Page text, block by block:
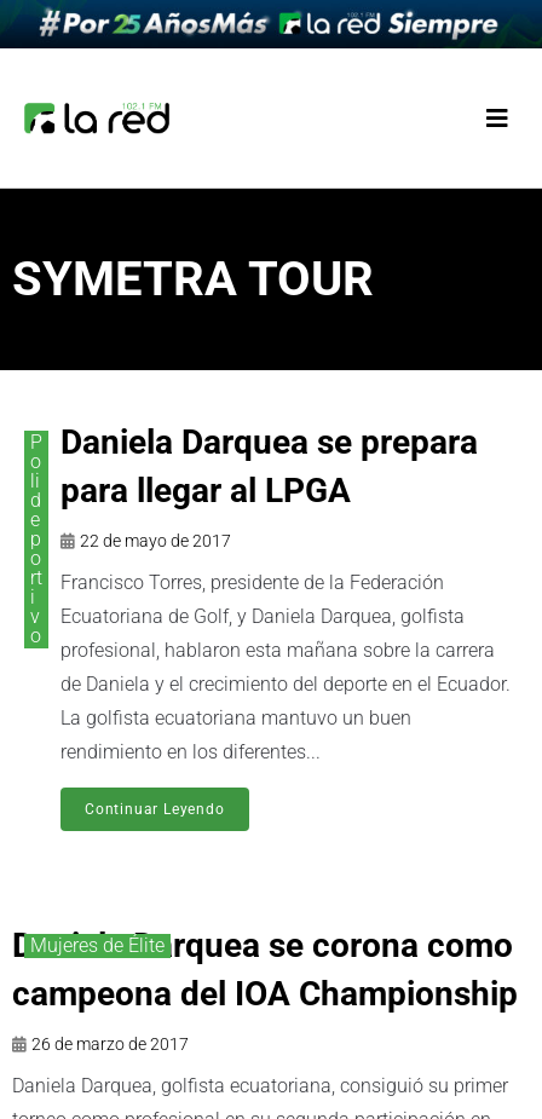
SYMETRA TOUR
P
o
li
d
e
p
o
rt
i
v
o
Daniela Darquea se prepara
para llegar al LPGA
22 de mayo de 2017
Francisco Torres, presidente de la Federación
Ecuatoriana de Golf, y Daniela Darquea, golfista
profesional, hablaron esta mañana sobre la carrera
de Daniela y el crecimiento del deporte en el Ecuador.
La golfista ecuatoriana mantuvo un buen
rendimiento en los diferentes...
Continuar Leyendo
Mujeres de Élite
Daniela Darquea se corona como
campeona del IOA Championship
26 de marzo de 2017
Daniela Darquea, golfista ecuatoriana, consiguió su primer